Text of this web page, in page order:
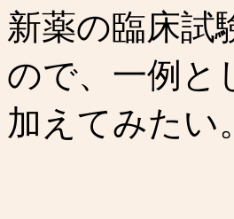
新薬の臨床試
ので、一例と
加えてみたい。